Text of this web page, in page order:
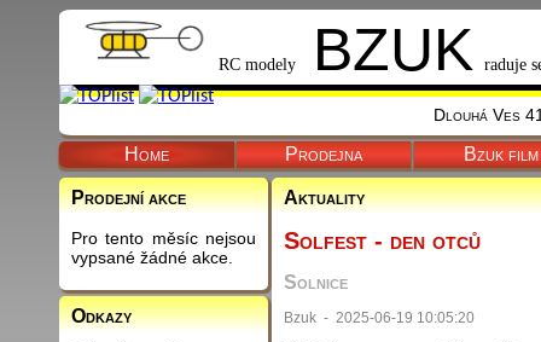
RC modelyBZUK raduje
Dlouhá Ves
Home Prodejna Bzuk film
Prodejní akce
Pro tento měsíc nejsou
vypsané žádné akce.
Odkazy
Aktuality
Solfest - den otců
Solnice
Bzuk - 2025-06-19 10:05:20